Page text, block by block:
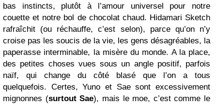
bas instincts, plutôt à l’amour universel pour notre
couette et notre bol de chocolat chaud. Hidamari Sketch
rafraîchit (ou réchauffe, c’est selon), parce qu’on n’y
croise pas les soucis de la vie, les gens désagréables, la
paperasse interminable, la misère du monde. A la place,
des petites choses vues sous un angle positif, parfois
naïf, qui change du côté blasé que l’on a tous
quelquefois. Certes, Yuno et Sae sont excessivement
mignonnes (surtout Sae), mais le moe, c’est comme le